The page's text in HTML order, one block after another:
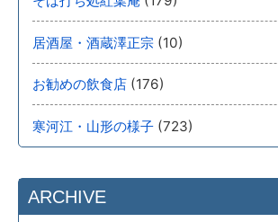
居酒屋・酒蔵澤正宗 (10)
お勧めの飲食店 (176)
寒河江・山形の様子 (723)
ARCHIVE